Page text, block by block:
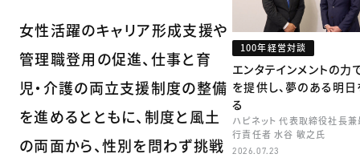
女性活躍のキャリア形成支援や
管理職登用の促進、仕事と育
児・介護の両立支援制度の整備
を進めるとともに、制度と風土
の両面から、性別を問わず挑戦
100年経営対談
エンタテインメントの力
を提供し、夢のある明日
る
ハピネット 代表取締役社長
行責任者 水谷 敏之氏
2026.07.23